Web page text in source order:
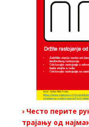
› Често перите
трајању од